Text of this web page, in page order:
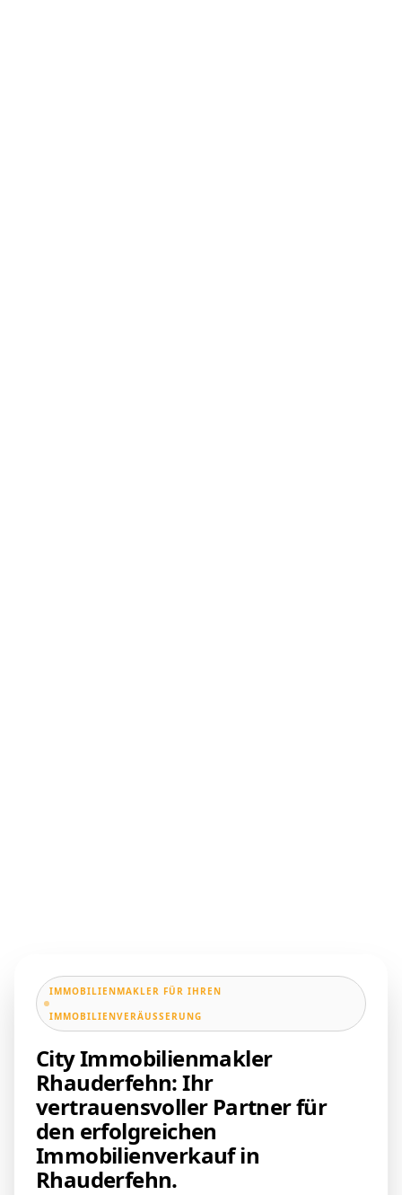
IMMOBILIENMAKLER FÜR IHREN
IMMOBILIENVERÄUSSERUNG
City Immobilienmakler
Rhauderfehn: Ihr
vertrauensvoller Partner für
den erfolgreichen
Immobilienverkauf in
Rhauderfehn.